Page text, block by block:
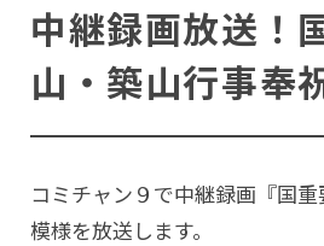
中継録画放送！
山・築山行事奉
コミチャン９で中継録画『国
模様を放送します。